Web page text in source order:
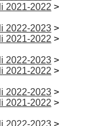
2021-2022 >
2022-2023 >
2021-2022 >
2022-2023 >
2021-2022 >
2022-2023 >
2021-2022 >